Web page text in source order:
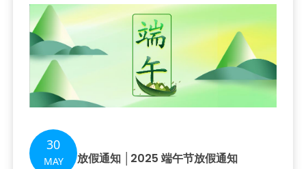
30
MAY 放假通知 │2025 端午节放假通知